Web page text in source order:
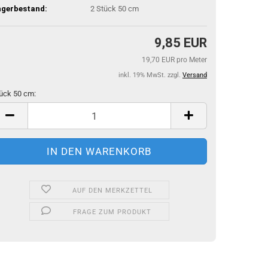
2 Stück 50 cm
9,85 EUR
19,70 EUR pro Meter
inkl. 19% MwSt. zzgl. Versand
50 cm:
AUF DEN MERKZETTEL
FRAGE ZUM PRODUKT